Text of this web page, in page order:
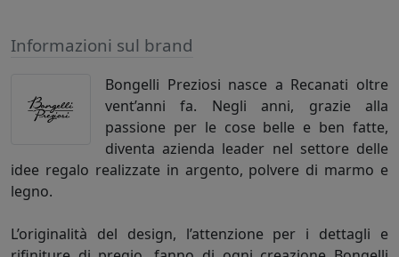
Informazioni sul brand
Bongelli Preziosi nasce a Recanati oltre
vent’anni fa. Negli anni, grazie alla
passione per le cose belle e ben fatte,
diventa azienda leader nel settore delle
idee regalo realizzate in argento, polvere di marmo e
legno.
L’originalità del design, l’attenzione per i dettagli e